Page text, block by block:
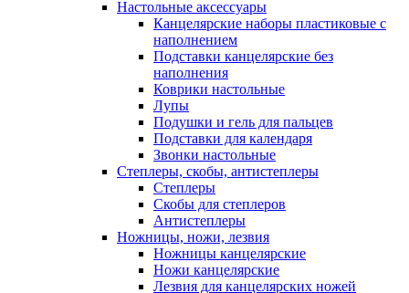
Настольные аксессуары
Канцелярские наборы пластиковые с
наполнением
Подставки канцелярские без
наполнения
Коврики настольные
Лупы
Подушки и гель для пальцев
Подставки для календаря
Звонки настольные
Степлеры, скобы, антистеплеры
Степлеры
Скобы для степлеров
Антистеплеры
Ножницы, ножи, лезвия
Ножницы канцелярские
Ножи канцелярские
Лезвия для канцелярских ножей